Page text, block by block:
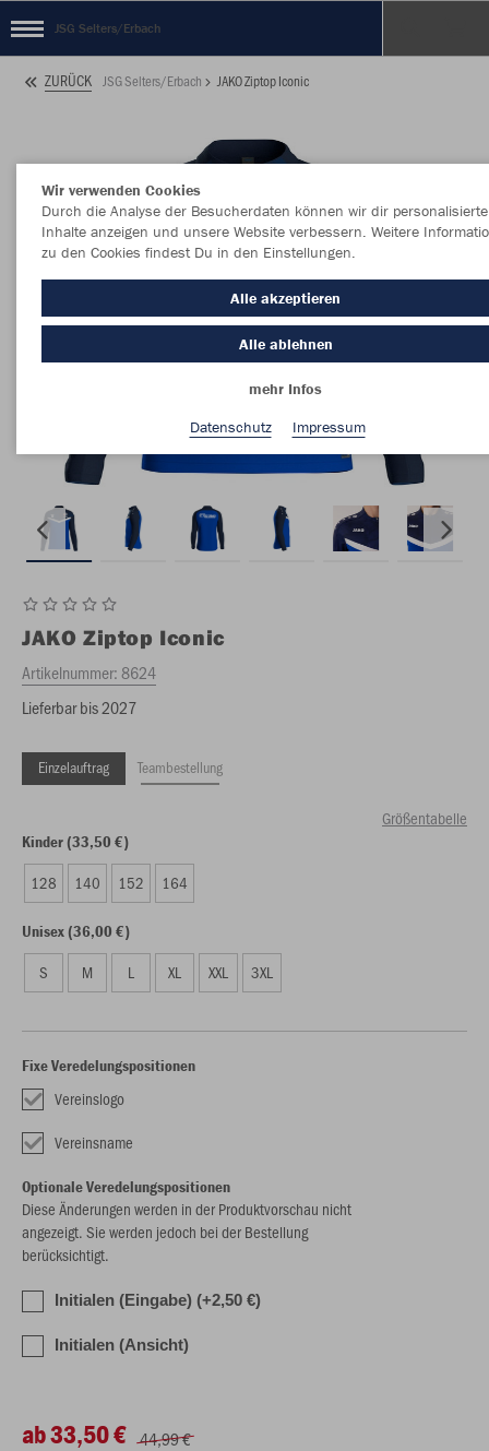
JSG Selters/Erbach
ZURÜCK JSG Selters/Erbach JAKO Ziptop Iconic
JAKO Ziptop Iconic
Artikelnummer:8624
Lieferbar bis 2027
Einzelauftrag Teambestellung
Größentabelle
Kinder (33,50 €)
128 140 152 164
Unisex (36,00 €)
S M L XL XXL 3XL
Fixe Veredelungspositionen
Vereinslogo
Vereinsname
Optionale Veredelungspositionen
Diese Änderungen werden in der Produktvorschau nicht
angezeigt. Sie werden jedoch bei der Bestellung
berücksichtigt.
Initialen (Eingabe) (+2,50 €)
Initialen (Ansicht)
ab 33,50 € 44,99 €
Wir verwenden Cookies
Durch die Analyse der Besucherdaten können wir dir personalisierte
Inhalte anzeigen und unsere Website verbessern. Weitere
zu den Cookies findest Du in den Einstellungen.
Alle akzeptieren
Alle ablehnen
mehr Infos
Datenschutz
Impressum